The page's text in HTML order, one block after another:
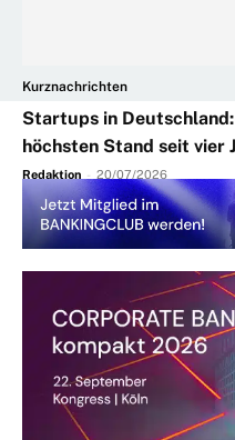
Kurznachrichten
Startups in
höchsten Stand seit vier
Redaktion - 20/07/2026